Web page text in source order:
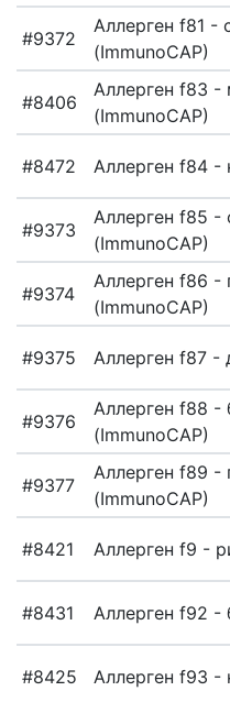
#9372
Аллерген f81 -
(ImmunoCAP)
#8406
Аллерген f83 -
(ImmunoCAP)
#8472 Аллерген f84 -
#9373
Аллерген f85 -
(ImmunoCAP)
#9374
Аллерген f86 -
(ImmunoCAP)
#9375 Аллерген f87 -
#9376
Аллерген f88 -
(ImmunoCAP)
#9377
Аллерген f89 -
(ImmunoCAP)
#8421 Аллерген f9 -
#8431 Аллерген f92 -
#8425 Аллерген f93 -